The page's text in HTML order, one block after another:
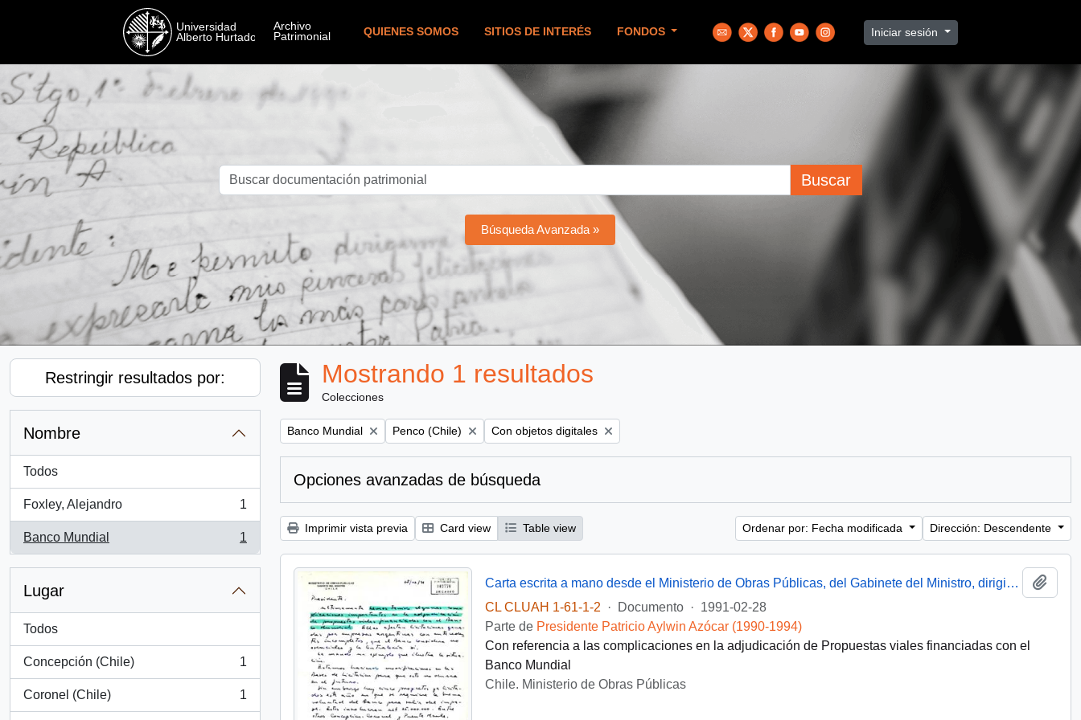
QUIENES SOMOS SITIOS DE INTERÉS FONDOS Iniciar sesión
Buscar
Búsqueda Avanzada »
Restringir resultados por:
Nombre
Todos
Foxley, Alejandro
, 1 resultados
1
Banco Mundial
, 1 resultados
1
Lugar
Todos
Concepción (Chile)
, 1 resultados
1
Coronel (Chile)
, 1 resultados
1
Mostrando 1 resultados
Colecciones
Remove filter:
Banco Mundial Remove filter:
Penco (Chile) Remove filter:
Con objetos digitales
Opciones avanzadas de búsqueda
Imprimir vista previa Card view Table view Ordenar por: Fecha modificada Dirección: Descendente
Carta escrita a mano desde el Ministerio de Obras Públicas, del Gabinete del Ministro, dirigida al Presidente [de la República de Chile]
CL CLUAH 1-61-1-2
· Documento · 1991-02-28
Parte de Presidente Patricio Aylwin Azócar (1990-1994)
Con referencia a las complicaciones en la adjudicación de Propuestas viales financiadas con el
Banco Mundial
Chile. Ministerio de Obras Públicas